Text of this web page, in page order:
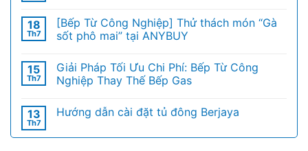
18
Th7
[Bếp Từ Công Nghiệp] Thử thách món “Gà
sốt phô mai” tại ANYBUY
15
Th7
Giải Pháp Tối Ưu Chi Phí: Bếp Từ Công
Nghiệp Thay Thế Bếp Gas
13
Th7
Hướng dẫn cài đặt tủ đông Berjaya